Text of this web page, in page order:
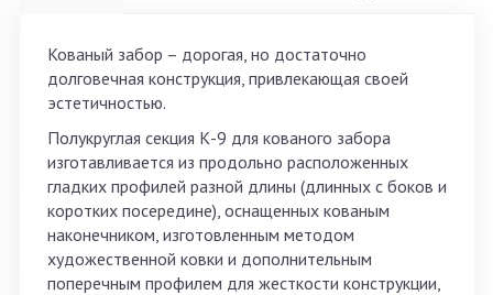
Кованый забор – дорогая, но достаточно
долговечная конструкция, привлекающая своей
эстетичностью.
Полукруглая секция К-9 для кованого забора
изготавливается из продольно расположенных
гладких профилей разной длины (длинных с боков и
коротких посередине), оснащенных кованым
наконечником, изготовленным методом
художественной ковки и дополнительным
поперечным профилем для жесткости конструкции,